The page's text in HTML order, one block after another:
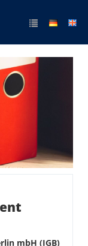
mbH (IGB)